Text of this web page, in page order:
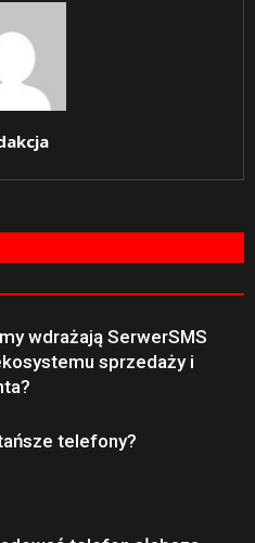
wdrażają SerwerSMS
sprzedaży i
telefony?